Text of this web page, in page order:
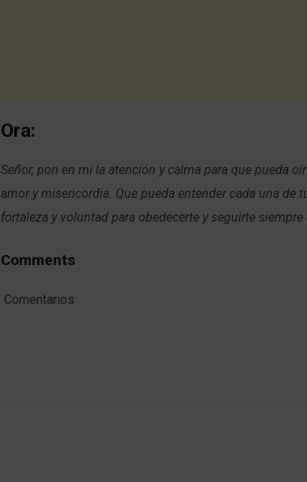
Ora:
Señor, pon en mi la atención y calma para que pueda
amor y misericordia. Que pueda entender cada una de
fortaleza y voluntad para obedecerte y seguirte siempre
Comments
Comentarios